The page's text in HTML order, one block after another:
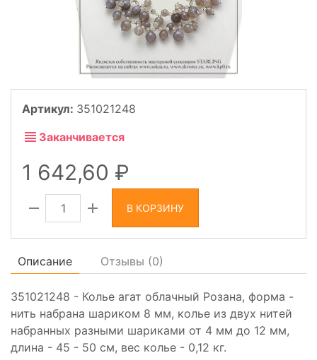
Артикул: 351021248
Заканчивается
1 642,60
В КОРЗИНУ
Описание Отзывы (0)
351021248 - Колье агат облачный Розана, форма -
нить набрана шариком 8 мм, колье из двух нитей
набранных разными шариками от 4 мм до 12 мм,
длина - 45 - 50 см, вес колье - 0,12 кг.